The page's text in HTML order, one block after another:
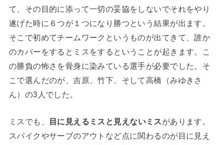
て、その目的に添って一切の妥協をしないでそれをやり
遂げた時に６つが１つになり勝つという結果が出ます。
そこで初めてチームワークというものが出てきて、誰か
のカバーをするとミスをするということが起きます。こ
の勝負の怖さを骨身に染みている選手が必要でした。そ
こで選んだのが、吉原、竹下、そして高橋（みゆきさ
ん）の3人でした。
ミスでも、 目に見えるミスと見えないミスがあります。
スパイクやサーブのアウトなど点に関わるのが目に見え